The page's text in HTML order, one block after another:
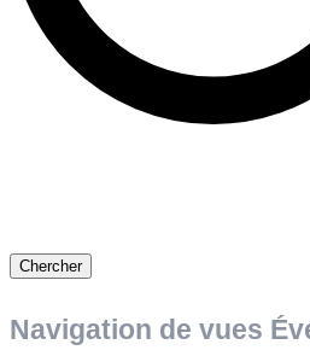
Chercher
Navigation de vues